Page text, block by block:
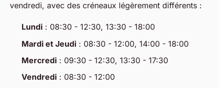
vendredi, avec des créneaux légèrement différents :
Lundi : 08:30 - 12:30, 13:30 - 18:00
Mardi et Jeudi : 08:30 - 12:00, 14:00 - 18:00
Mercredi : 09:30 - 12:30, 13:30 - 17:30
Vendredi : 08:30 - 12:00